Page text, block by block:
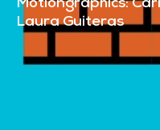
Motiongraphics:
Laura Guiteras